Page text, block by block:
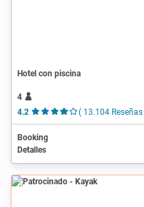
Hotel con piscina
4
4.2
( 13.104 Reseñas
Booking
Detalles
Patrocinado